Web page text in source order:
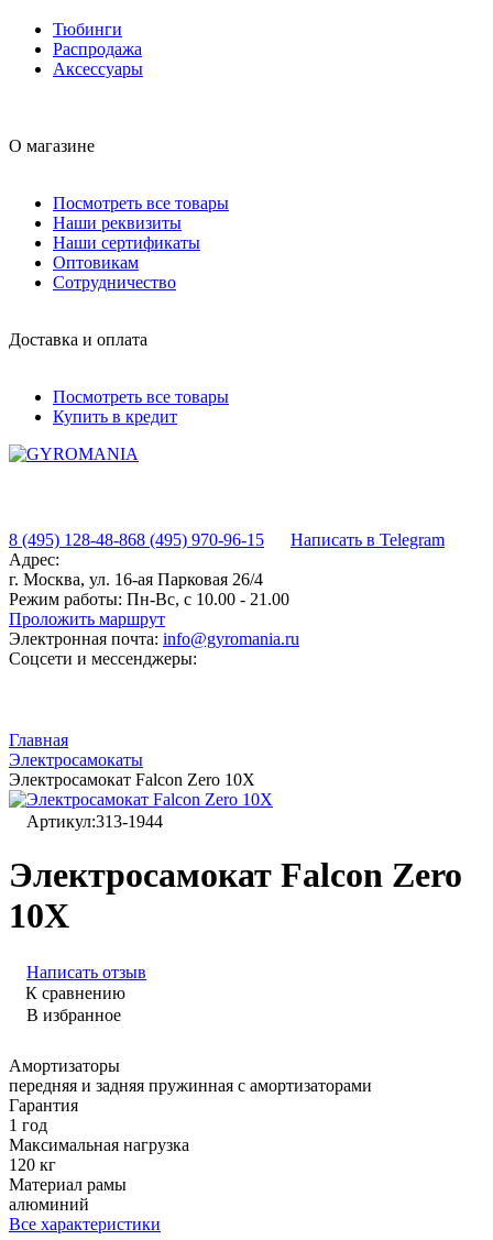
Тюбинги
Распродажа
Аксессуары
О магазине
Посмотреть все товары
Наши реквизиты
Наши сертификаты
Оптовикам
Сотрудничество
Доставка и оплата
Посмотреть все товары
Купить в кредит
8 (495) 128-48-868 (495) 970-96-15
Написать в Telegram
Адрес:
г. Москва, ул. 16-ая Парковая 26/4
Режим работы: Пн-Вс, с 10.00 - 21.00
Проложить маршрут
Электронная почта: info@gyromania.ru
Соцсети и мессенджеры:
Главная
Электросамокаты
Электросамокат Falcon Zero 10X
Артикул:313-1944
Электросамокат Falcon Zero
10X
Написать отзыв
К сравнению
В избранное
Амортизаторы
передняя и задняя пружинная с амортизаторами
Гарантия
1 год
Максимальная нагрузка
120 кг
Материал рамы
алюминий
Все характеристики